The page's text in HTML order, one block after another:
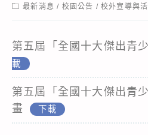
Post最新消息 / 校園公告 / 校外宣導與
第五屆「全國十大傑出青
載
第五屆「全國十大傑出青
畫
下載